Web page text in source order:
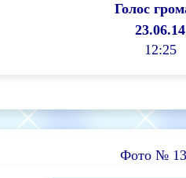
Голос
23.06.14
12:25
Фото №